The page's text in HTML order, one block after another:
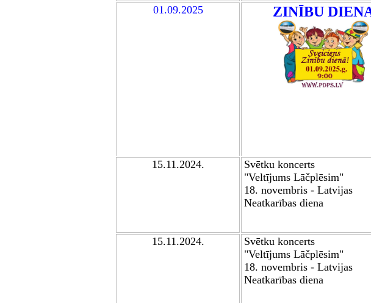
01.09.2025 ZINĪBU
15.11.2024. Svētku koncerts
"Veltījums Lāčplēsim"
18. novembris - Latvijas
Neatkarības diena
15.11.2024. Svētku koncerts
"Veltījums Lāčplēsim"
18. novembris - Latvijas
Neatkarības diena